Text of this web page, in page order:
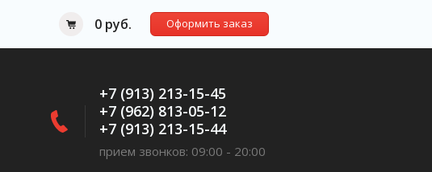
0 руб. Оформить заказ
+7 (913) 213-15-45
+7 (962) 813-05-12
+7 (913) 213-15-44
прием звонков: 09:00 - 20:00